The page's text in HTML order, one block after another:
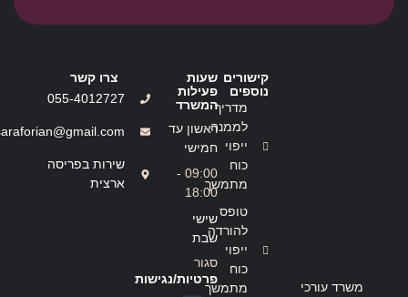
משרד עורכי
קישורים
נוספים
מדריך
לממנה
ייפוי
כוח
מתמשך
טופס
להורדה
ייפוי
כוח
מתמשך
שעות
פעילות
המשרד
ראשון עד
חמישי
09:00 -
18:00
שישי
שבת
סגור
פרטיות/נגישות
צרו קשר
055-4012727
שירות בפריסה
ארצית